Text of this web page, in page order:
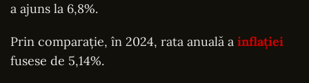
a ajuns la 6,8%.
Prin comparație, în 2024, rata anuală a inflației
fusese de 5,14%.